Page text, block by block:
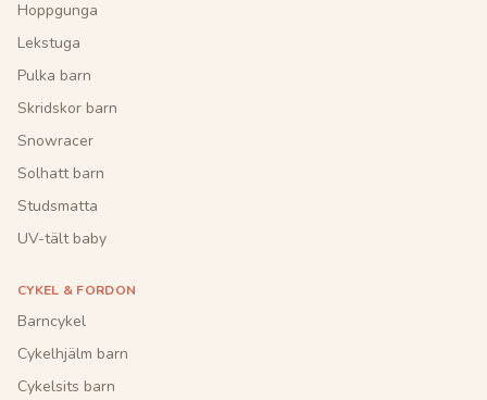
Hoppgunga
Lekstuga
Pulka barn
Skridskor barn
Snowracer
Solhatt barn
Studsmatta
UV-tält baby
CYKEL & FORDON
Barncykel
Cykelhjälm barn
Cykelsits barn